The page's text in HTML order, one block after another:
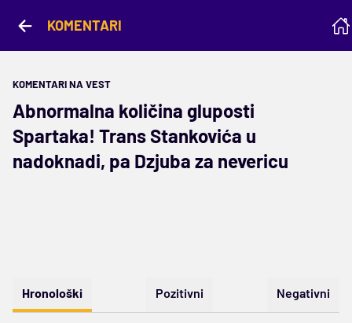
KOMENTARI
KOMENTARI NA VEST
Abnormalna količina gluposti
Spartaka! Trans Stankovića u
nadoknadi, pa Dzjuba za nevericu
Hronološki Pozitivni Negativni